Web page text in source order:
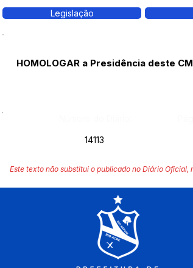
Legislação
HOMOLOGAR a Presidência deste
14113
Este texto não substitui o publicado no Diário